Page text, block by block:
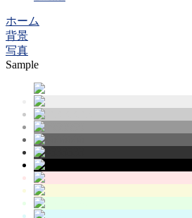
ホーム
背景
写真
Sample